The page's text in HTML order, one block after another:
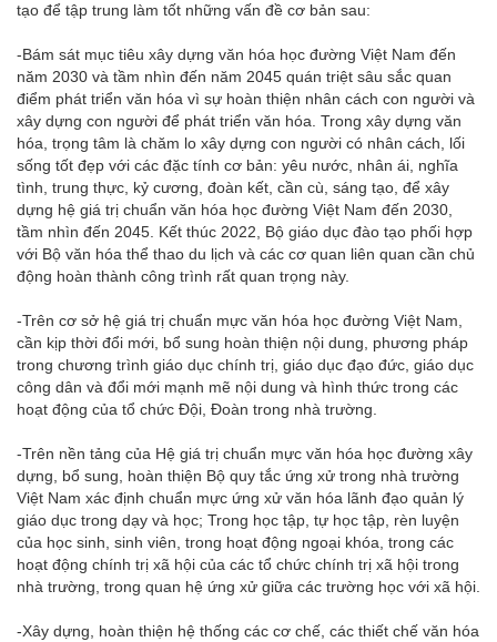
tạo để tập trung làm tốt những vấn đề cơ bản sau:
-Bám sát mục tiêu xây dựng văn hóa học đường Việt Nam đến
năm 2030 và tầm nhìn đến năm 2045 quán triệt sâu sắc quan
điểm phát triển văn hóa vì sự hoàn thiện nhân cách con người và
xây dựng con người để phát triển văn hóa. Trong xây dựng văn
hóa, trọng tâm là chăm lo xây dựng con người có nhân cách, lối
sống tốt đẹp với các đặc tính cơ bản: yêu nước, nhân ái, nghĩa
tình, trung thực, kỷ cương, đoàn kết, cần cù, sáng tạo, để xây
dựng hệ giá trị chuẩn văn hóa học đường Việt Nam đến 2030,
tầm nhìn đến 2045. Kết thúc 2022, Bộ giáo dục đào tạo phối hợp
với Bộ văn hóa thể thao du lịch và các cơ quan liên quan cần chủ
động hoàn thành công trình rất quan trọng này.
-Trên cơ sở hệ giá trị chuẩn mực văn hóa học đường Việt Nam,
cần kịp thời đổi mới, bổ sung hoàn thiện nội dung, phương pháp
trong chương trình giáo dục chính trị, giáo dục đạo đức, giáo dục
công dân và đổi mới mạnh mẽ nội dung và hình thức trong các
hoạt động của tổ chức Đội, Đoàn trong nhà trường.
-Trên nền tảng của Hệ giá trị chuẩn mực văn hóa học đường xây
dựng, bổ sung, hoàn thiện Bộ quy tắc ứng xử trong nhà trường
Việt Nam xác định chuẩn mực ứng xử văn hóa lãnh đạo quản lý
giáo dục trong dạy và học; Trong học tập, tự học tập, rèn luyện
của học sinh, sinh viên, trong hoạt động ngoại khóa, trong các
hoạt động chính trị xã hội của các tổ chức chính trị xã hội trong
nhà trường, trong quan hệ ứng xử giữa các trường học với xã hội.
-Xây dựng, hoàn thiện hệ thống các cơ chế, các thiết chế văn hóa